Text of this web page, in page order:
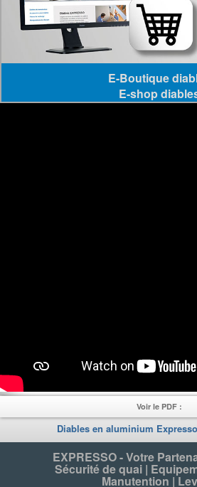
E-Boutique
E-shop
Voir le PDF :
Diables en aluminium
EXPRESSO - Votre
Sécurité de quai |
Manutention |